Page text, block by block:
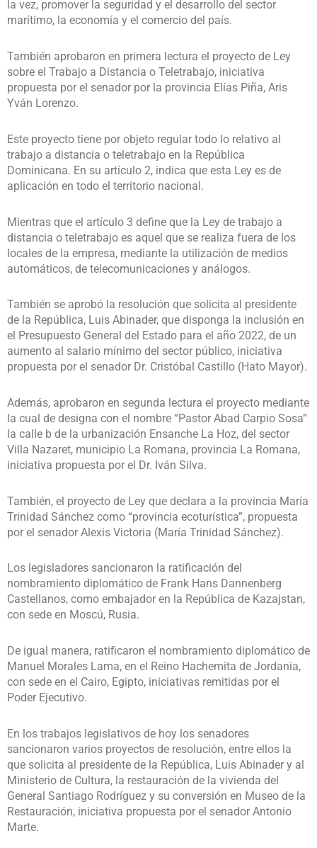
la vez, promover la seguridad y el desarrollo del sector
marítimo, la economía y el comercio del país.
También aprobaron en primera lectura el proyecto de Ley
sobre el Trabajo a Distancia o Teletrabajo, iniciativa
propuesta por el senador por la provincia Elías Piña, Aris
Yván Lorenzo.
Este proyecto tiene por objeto regular todo lo relativo al
trabajo a distancia o teletrabajo en la República
Dominicana. En su artículo 2, indica que esta Ley es de
aplicación en todo el territorio nacional.
Mientras que el artículo 3 define que la Ley de trabajo a
distancia o teletrabajo es aquel que se realiza fuera de los
locales de la empresa, mediante la utilización de medios
automáticos, de telecomunicaciones y análogos.
También se aprobó la resolución que solicita al presidente
de la República, Luis Abinader, que disponga la inclusión en
el Presupuesto General del Estado para el año 2022, de un
aumento al salario mínimo del sector público, iniciativa
propuesta por el senador Dr. Cristóbal Castillo (Hato Mayor).
Además, aprobaron en segunda lectura el proyecto mediante
la cual de designa con el nombre “Pastor Abad Carpio Sosa”
la calle b de la urbanización Ensanche La Hoz, del sector
Villa Nazaret, municipio La Romana, provincia La Romana,
iniciativa propuesta por el Dr. Iván Silva.
También, el proyecto de Ley que declara a la provincia María
Trinidad Sánchez como “provincia ecoturística”, propuesta
por el senador Alexis Victoria (María Trinidad Sánchez).
Los legisladores sancionaron la ratificación del
nombramiento diplomático de Frank Hans Dannenberg
Castellanos, como embajador en la República de Kazajstan,
con sede en Moscú, Rusia.
De igual manera, ratificaron el nombramiento diplomático de
Manuel Morales Lama, en el Reino Hachemita de Jordania,
con sede en el Cairo, Egipto, iniciativas remitidas por el
Poder Ejecutivo.
En los trabajos legislativos de hoy los senadores
sancionaron varios proyectos de resolución, entre ellos la
que solicita al presidente de la República, Luis Abinader y al
Ministerio de Cultura, la restauración de la vivienda del
General Santiago Rodríguez y su conversión en Museo de la
Restauración, iniciativa propuesta por el senador Antonio
Marte.